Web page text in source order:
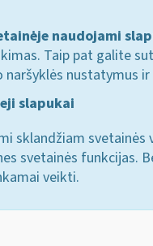
naudojami
Taip pat galite
naršyklės nustatymus
slapukai
sklandžiam svetainės
svetainės funkcijas.
veikti.